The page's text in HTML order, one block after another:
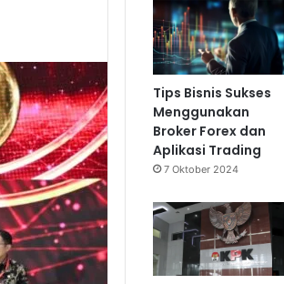
Tips Bisnis Sukses
Menggunakan
Broker Forex dan
Aplikasi Trading
7 Oktober 2024